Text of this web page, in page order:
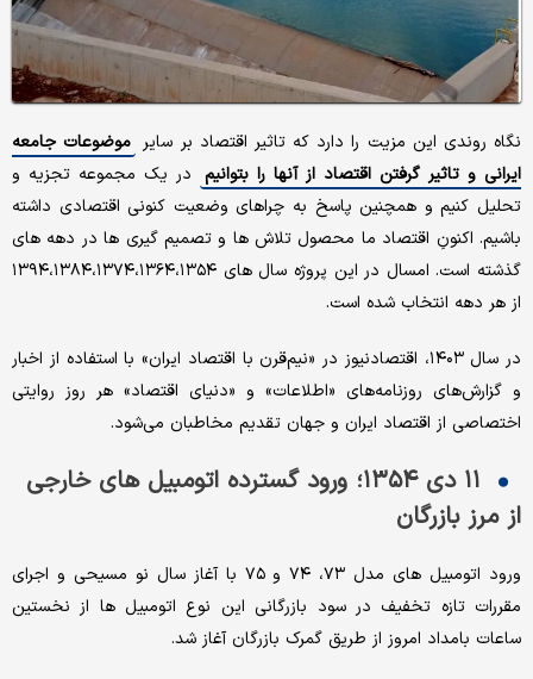
نگاه روندی این مزیت را دارد که تاثیر اقتصاد بر سایر موضوعات جامعه
ایرانی و تاثیر گرفتن اقتصاد از آنها را بتوانیم در یک مجموعه تجزیه و
تحلیل کنیم و همچنین پاسخ به چراهای وضعیت کنونی اقتصادی داشته
باشیم. اکنونِ اقتصاد ما محصول تلاش ها و تصمیم گیری ها در دهه های
گذشته است. امسال در این پروژه سال های ۱۳۹۴،۱۳۸۴،۱۳۷۴،۱۳۶۴،۱۳۵۴
از هر دهه انتخاب شده است.
در سال ۱۴۰۳، اقتصادنیوز در «نیم‌قرن با اقتصاد ایران» با استفاده از اخبار
و گزارش‌های روزنامه‌های «اطلاعات» و «دنیای اقتصاد» هر روز روایتی
اختصاصی از اقتصاد ایران و جهان تقدیم مخاطبان می‌شود.
۱۱ دی ۱۳۵۴؛ ورود گسترده اتومبیل های خارجی
از مرز بازرگان
ورود اتومبیل های مدل ۷۳، ۷۴ و ۷۵ با آغاز سال نو مسیحی و اجرای
مقررات تازه تخفیف در سود بازرگانی این نوع اتومبیل ها از نخستین
ساعات بامداد امروز از طریق گمرک بازرگان آغاز شد.